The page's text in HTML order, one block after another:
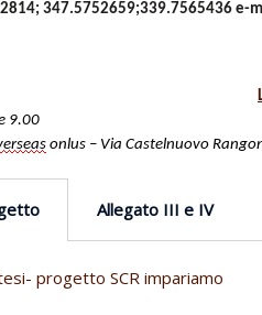
347.5752659;339.7565436 e-
9.00
onlus – Via Castelnuovo
Allegato III e IV
progetto SCR impariamo